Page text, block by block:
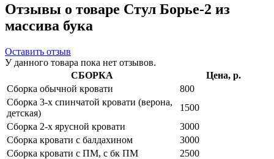
Отзывы о товаре Стул Борье-2 из
массива бука
Оставить отзыв
У данного товара пока нет отзывов.
СБОРКА
Цена, р.
Сборка обычной кровати
800
Сборка 3-х спинчатой кровати (верона,
детская)
1500
Сборка 2-х ярусной кровати
3000
Сборка кровати с балдахином
3000
Сборка кровати с ПМ, с бк ПМ
2500